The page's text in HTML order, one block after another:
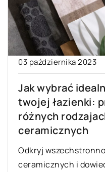
03 października 2023
Jak wybrać
twojej łazienki:
różnych
ceramicznych
Odkryj
ceramicznych i